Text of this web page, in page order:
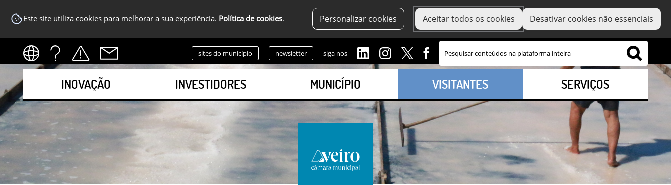
Este site utiliza cookies para melhorar a sua experiência. Política de cookies. Personalizar cookies Aceitar todos os cookies Desativar cookies não essenciais
sites do município newsletter siga-nos
INOVAÇÃO INVESTIDORES MUNICÍPIO VISITANTES SERVIÇOS